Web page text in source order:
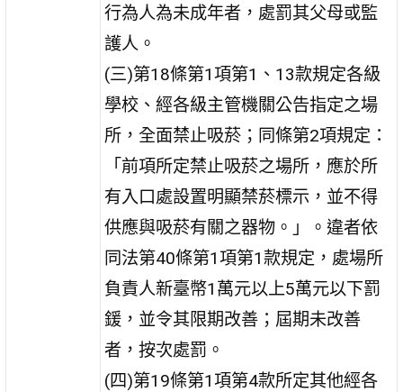
行為人為未成年者，處罰其父母或監
護人。
(三)第18條第1項第1、13款規定各級
學校、經各級主管機關公告指定之場
所，全面禁止吸菸；同條第2項規定：
「前項所定禁止吸菸之場所，應於所
有入口處設置明顯禁菸標示，並不得
供應與吸菸有關之器物。」。違者依
同法第40條第1項第1款規定，處場所
負責人新臺幣1萬元以上5萬元以下罰
鍰，並令其限期改善；屆期未改善
者，按次處罰。
(四)第19條第1項第4款所定其他經各